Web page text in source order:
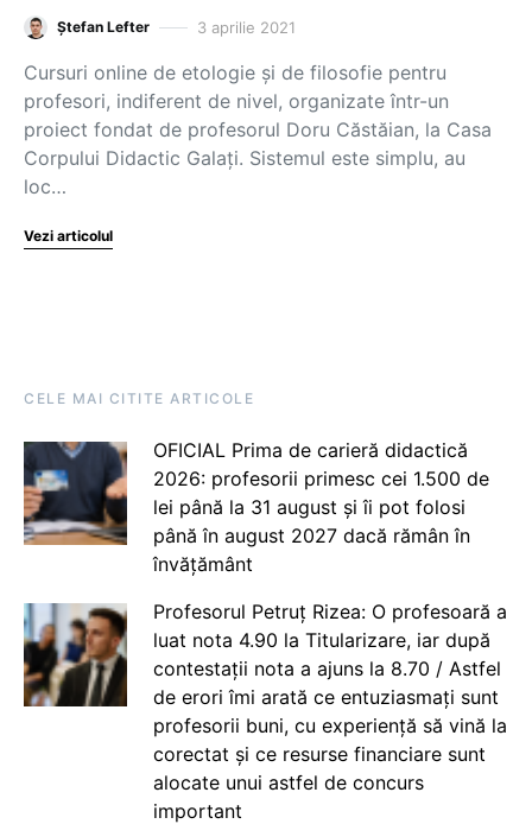
Ștefan Lefter 3 aprilie 2021
Cursuri online de etologie și de filosofie pentru
profesori, indiferent de nivel, organizate într-un
proiect fondat de profesorul Doru Căstăian, la Casa
Corpului Didactic Galați. Sistemul este simplu, au
loc…
Vezi articolul
CELE MAI CITITE ARTICOLE
OFICIAL Prima de carieră didactică
2026: profesorii primesc cei 1.500 de
lei până la 31 august și îi pot folosi
până în august 2027 dacă rămân în
învățământ
Profesorul Petruț Rizea: O profesoară a
luat nota 4.90 la Titularizare, iar după
contestații nota a ajuns la 8.70 / Astfel
de erori îmi arată ce entuziasmați sunt
profesorii buni, cu experiență să vină la
corectat și ce resurse financiare sunt
alocate unui astfel de concurs
important